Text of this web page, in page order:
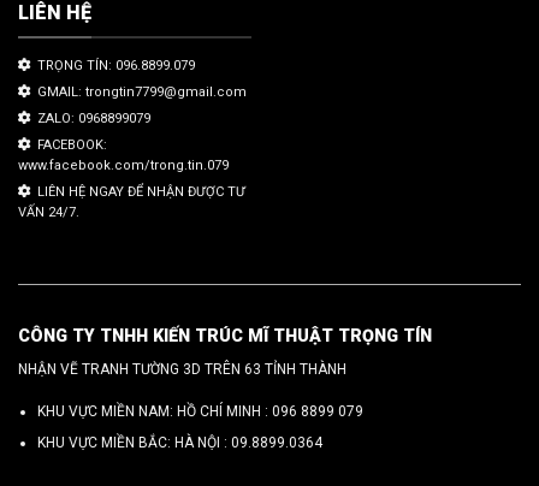
LIÊN HỆ
TRỌNG TÍN: 096.8899.079
GMAIL: trongtin7799@gmail.com
ZALO: 0968899079
FACEBOOK:
www.facebook.com/trong.tin.079
LIÊN HỆ NGAY ĐỂ NHẬN ĐƯỢC TƯ
VẤN 24/7.
CÔNG TY TNHH KIẾN TRÚC MĨ THUẬT TRỌNG TÍN
NHẬN VẼ TRANH TƯỜNG 3D TRÊN 63 TỈNH THÀNH
KHU VỰC MIỀN NAM: HỒ CHÍ MINH : 096 8899 079
KHU VỰC MIỀN BẮC: HÀ NỘI : 09.8899.0364